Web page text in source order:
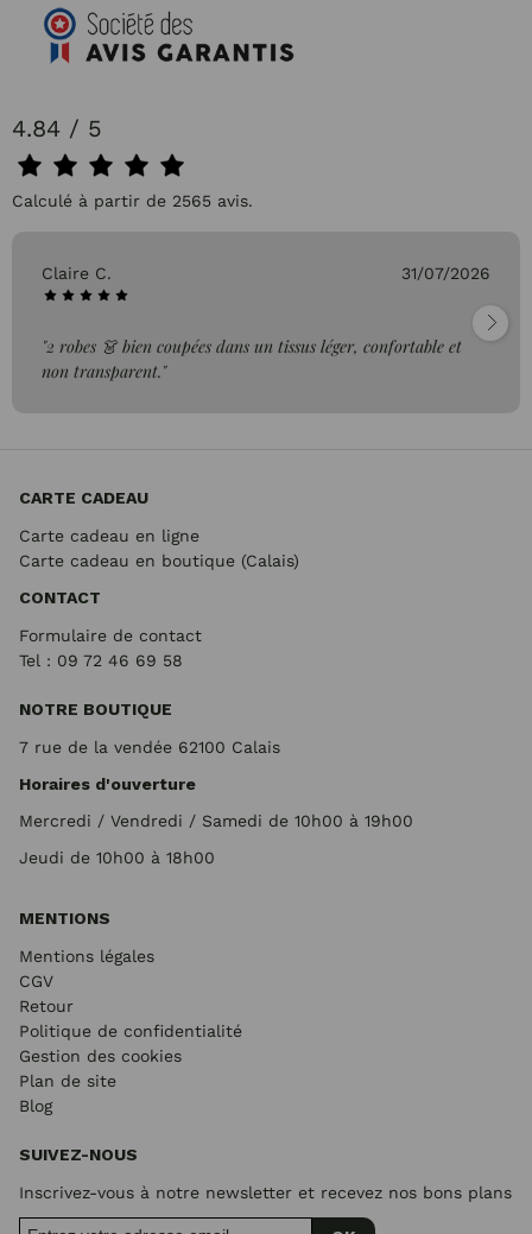
4.84 / 5
Calculé à partir de 2565 avis.
Claire C. 31/07/2026
"2 robes 👗 bien coupées dans un tissus léger, confortable et
non transparent."
CARTE CADEAU
Carte cadeau en ligne
Carte cadeau en boutique (Calais)
CONTACT
Formulaire de contact
Tel : 09 72 46 69 58
NOTRE BOUTIQUE
7 rue de la vendée 62100 Calais
Horaires d'ouverture
Mercredi / Vendredi / Samedi de 10h00 à 19h00
Jeudi de 10h00 à 18h00
MENTIONS
Mentions légales
CGV
Retour
Politique de confidentialité
Gestion des cookies
Plan de site
Blog
SUIVEZ-NOUS
Inscrivez-vous à notre newsletter et recevez nos bons plans